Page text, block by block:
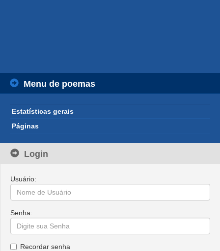
Menu de poemas
Estatísticas gerais
Páginas
Login
Usuário:
Senha:
Recordar senha